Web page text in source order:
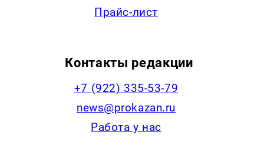
Прайс-лист
Контакты редакции
+7 (922) 335-53-79
news@prokazan.ru
Работа у нас